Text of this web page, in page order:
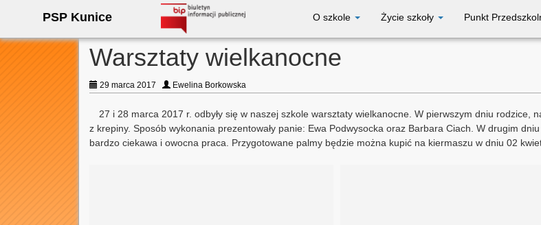
PSP Kunice O szkole Życie szkoły Punkt
Warsztaty wielkanocne
29 marca 2017 Ewelina Borkowska
27 i 28 marca 2017 r. odbyły się w naszej szkole warsztaty wielkanocne. W pierwszym dniu rodzice,
z krepiny. Sposób wykonania prezentowały panie: Ewa Podwysocka oraz Barbara Ciach. W drugim
bardzo ciekawa i owocna praca. Przygotowane palmy będzie można kupić na kiermaszu w dniu 02